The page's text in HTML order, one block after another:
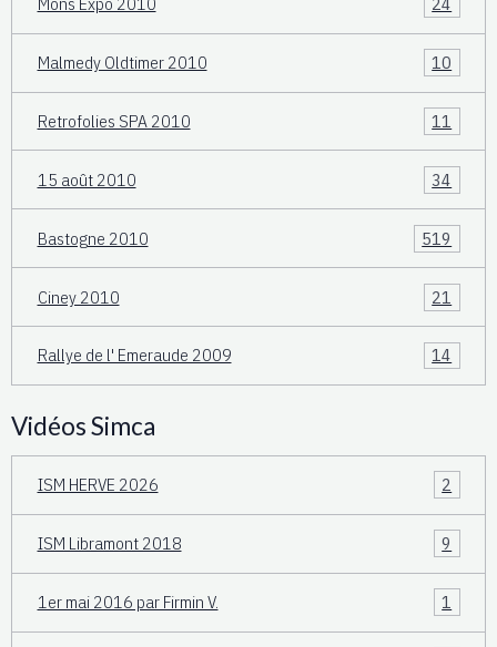
Malmedy Oldtimer 2010 10
Retrofolies SPA 2010 11
15 août 2010 34
Bastogne 2010 519
Ciney 2010 21
Rallye de l' Emeraude 2009 14
Vidéos Simca
ISM HERVE 2026 2
ISM Libramont 2018 9
1er mai 2016 par Firmin V. 1